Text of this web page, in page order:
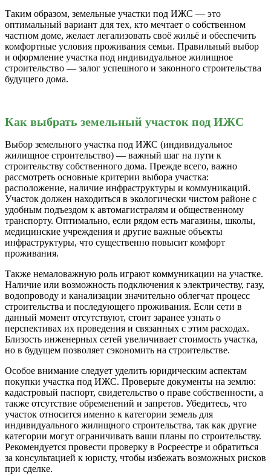
Таким образом, земельные участки под ИЖС — это
оптимальный вариант для тех, кто мечтает о собственном
частном доме, желает легализовать своё жильё и обеспечить
комфортные условия проживания семьи. Правильный выбор
и оформление участка под индивидуальное жилищное
строительство — залог успешного и законного строительства
будущего дома.
Как выбрать земельный участок под ИЖС
Выбор земельного участка под ИЖС (индивидуальное
жилищное строительство) — важный шаг на пути к
строительству собственного дома. Прежде всего, важно
рассмотреть основные критерии выбора участка:
расположение, наличие инфраструктуры и коммуникаций.
Участок должен находиться в экологически чистом районе с
удобным подъездом к автомагистралям и общественному
транспорту. Оптимально, если рядом есть магазины, школы,
медицинские учреждения и другие важные объекты
инфраструктуры, что существенно повысит комфорт
проживания.
Также немаловажную роль играют коммуникации на участке.
Наличие или возможность подключения к электричеству, газу,
водопроводу и канализации значительно облегчат процесс
строительства и последующего проживания. Если сети в
данный момент отсутствуют, стоит заранее узнать о
перспективах их проведения и связанных с этим расходах.
Близость инженерных сетей увеличивает стоимость участка,
но в будущем позволяет сэкономить на строительстве.
Особое внимание следует уделить юридическим аспектам
покупки участка под ИЖС. Проверьте документы на землю:
кадастровый паспорт, свидетельство о праве собственности, а
также отсутствие обременений и запретов. Убедитесь, что
участок относится именно к категории земель для
индивидуального жилищного строительства, так как другие
категории могут ограничивать ваши планы по строительству.
Рекомендуется провести проверку в Росреестре и обратиться
за консультацией к юристу, чтобы избежать возможных рисков
при сделке.